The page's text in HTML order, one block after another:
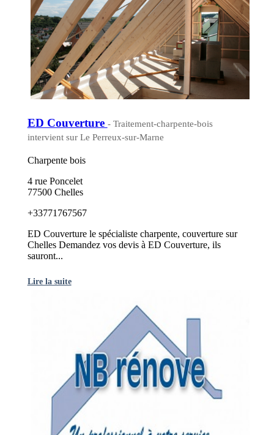
ED Couverture - Traitement-charpente-bois
intervient sur Le Perreux-sur-Marne
Charpente bois
4 rue Poncelet
77500 Chelles
+33771767567
ED Couverture le spécialiste charpente, couverture sur
Chelles Demandez vos devis à ED Couverture, ils
sauront...
Lire la suite